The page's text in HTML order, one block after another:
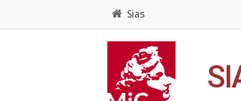
Sias